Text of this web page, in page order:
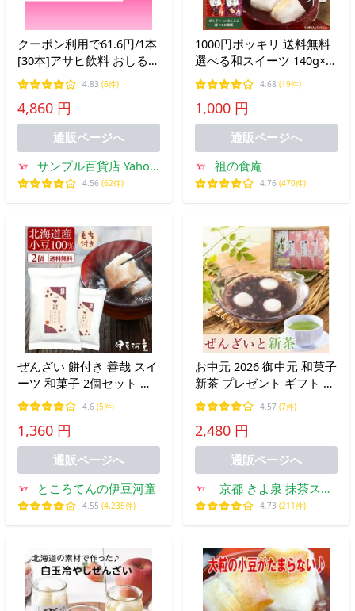
クーポン利用で61.6円/1本
[30本]アサヒ飲料 おしるこ
缶 190g
4.83 (6件)
4,860 円
通販ページへ
サンプル百貨店 Yahoo!
店
4.56 (62件)
1000円ポッキリ 送料無料
選べる和スイーツ 140g×5
袋セット 2種類から選べる
⇒（ ぜんざい5袋 / おしる
こ5袋 ） 小豆 レンチン レ
トルト 和 あんこ 国産 爆
4.68 (19件)
1,000 円
通販ページへ
祖の食庵
4.76 (470件)
ぜんざい 餅付き 善哉 スイ
ーツ 和菓子 2個セット メ
ール便 ポスト投函便可 送
料無料
4.6 (5件)
1,360 円
通販ページへ
ところてんの伊豆河童
4.55 (4,235件)
お中元 2026 御中元 和菓子
新茶 プレゼント ギフト お
茶 ぜんざい 茶葉 お菓子 3
食 白玉餅 食べ物 食品 人
気 スイーツ 煎茶 御供 緑
茶 誕生日 60代 京都 きよ
4.57 (7件)
2,480 円
通販ページへ
京都 きよ泉 抹茶スイ
ーツ・宇治茶
4.73 (211件)